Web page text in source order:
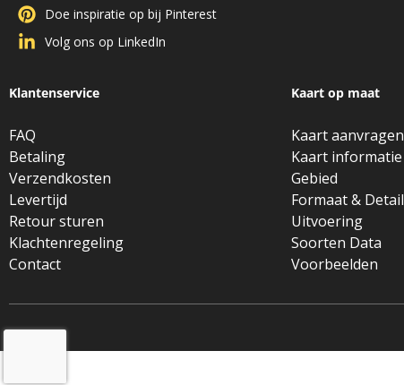
Doe inspiratie op bij Pinterest
Volg ons op LinkedIn
Klantenservice
FAQ
Betaling
Verzendkosten
Levertijd
Retour sturen
Klachtenregeling
Contact
Kaart op maat
Kaart aanvragen
Kaart informatie
Gebied
Formaat & Detail
Uitvoering
Soorten Data
Voorbeelden